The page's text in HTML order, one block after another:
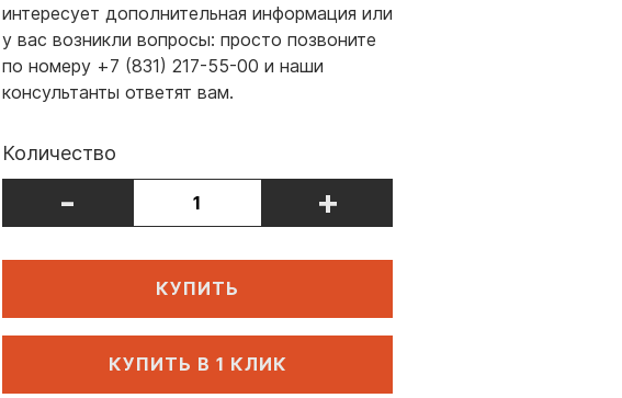
интересует дополнительная информация или
у вас возникли вопросы: просто позвоните
по номеру +7 (831) 217-55-00 и наши
консультанты ответят вам.
Количество
- +
КУПИТЬ
КУПИТЬ В 1 КЛИК